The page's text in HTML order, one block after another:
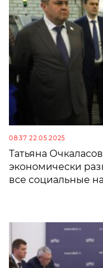
08:37 22.05.2025
Татьяна
экономически
все социальные